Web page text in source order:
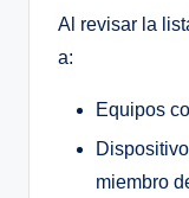
Al revisar la
a:
Equipos
miembro